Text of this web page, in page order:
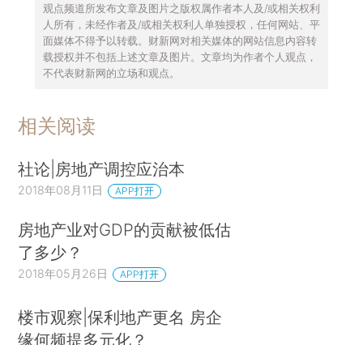
观点频道所发布文章及图片之版权属作者本人及/或相关权利
人所有，未经作者及/或相关权利人单独授权，任何网站、平
面媒体不得予以转载。财新网对相关媒体的网站信息内容转
载授权并不包括上述文章及图片。文章均为作者个人观点，
不代表财新网的立场和观点。
相关阅读
社论|房地产调控应治本
2018年08月11日 APP打开
房地产业对GDP的贡献被低估
了多少？
2018年05月26日 APP打开
楼市观察|保利地产更名 房企
缘何频提多元化？